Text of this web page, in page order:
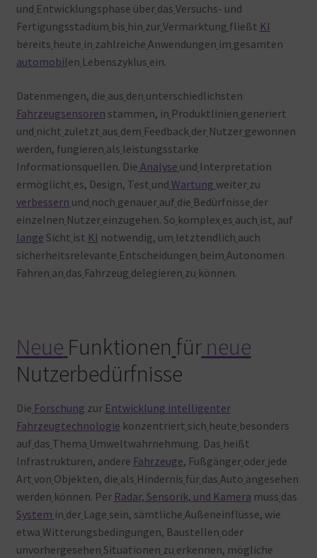
und Entwicklungsphase über das Versuchs- und
Fertigungsstadium bis hin zurVermarktung fließt KI
bereits heute in zahlreiche Anwendungen im gesamten
automobilen Lebenszyklus ein.
Datenmengen, die aus den unterschiedlichsten
Fahrzeugsensoren stammen, in Produktlinien generiert
und nicht zuletzt aus dem Feedback der Nutzer gewonnen
werden, fungieren als leistungsstarke
Informationsquellen. Die Analyse und Interpretation
ermöglicht es, Design, Test und Wartung weiter zu
verbessern und noch genauer auf die Bedürfnisse der
einzelnen Nutzer einzugehen. So komplex es auch ist, auf
lange Sicht ist KI notwendig, um letztendlich auch
sicherheitsrelevante Entscheidungen beim Autonomen
Fahren an das Fahrzeug delegieren zu können.
Neue Funktionen für neue
Nutzerbedürfnisse
Die Forschung zur Entwicklung intelligenter
Fahrzeugtechnologie konzentriert sich heute besonders
auf das Thema Umweltwahrnehmung. Das heißt
Infrastrukturen, andere Fahrzeuge, Fußgänger oder jede
Art von Objekten, die als Hindernis für das Auto angesehen
werden können. Per Radar, Sensorik, und Kamera muss das
System in der Lage sein, sämtliche Außeneinflüsse, wie
etwa Witterungsbedingungen, Baustellen oder
unvorhergesehen Situationen zu erkennen, mögliche